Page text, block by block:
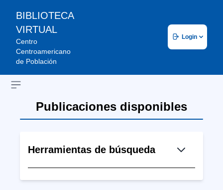
BIBLIOTECA
VIRTUAL
Centro
Centroamericano
de Población
Login
Open sidebar
Publicaciones disponibles
Herramientas de búsqueda